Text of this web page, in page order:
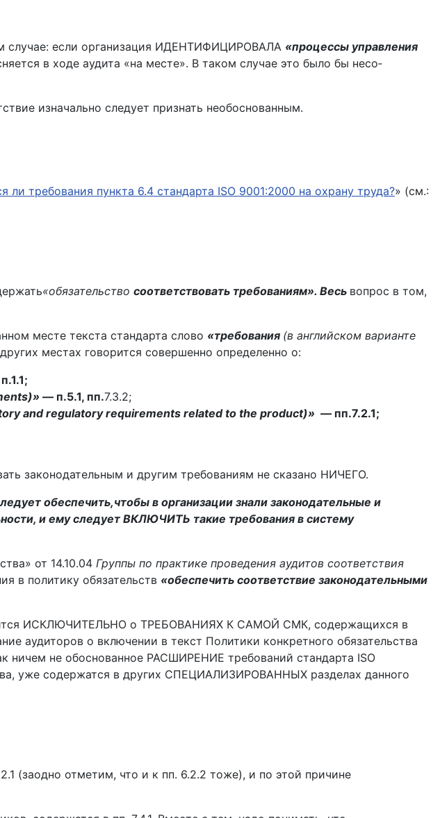
случае: если организация ИДЕНТИФИЦИРОВАЛА «процессы управления
в ходе аудита «на месте». В таком случае это было бы несо­
изначально следует признать необоснованным.
ли требования пункта 6.4 стандарта ISO 9001:2000 на охрану труда?» (см.:
«обязатель­ство соответствовать требованиям». Весь вопрос в том,
месте текста стандарта слово «требования (в английском варианте
местах говорится совершенно определенно о:
— п.5.1, пп.7.3.2;
and regulatory re­quirements related to the product)» — пп.7.2.1;
законодательным и другим требованиям не сказано НИЧЕГО.
обеспечить,чтобы в организации знали законодательные и
и ему следует ВКЛЮ­ЧИТЬ такие требования в систему
от 14.10.04 Группы по практике проведения аудитов соответствия
в политику обя­зательств «обеспечить соответствие законодательными
ИСКЛЮЧИ­ТЕЛЬНО о ТРЕБОВАНИЯХ К САМОЙ СМК, содер­жащихся в
аудиторов о включении в текст Политики конкретно­го обязательства
ничем не обоснованное РАСШИРЕНИЕ требований стан­дарта ISO
уже со­держатся в других СПЕЦИАЛИЗИРОВАННЫХ разделах данного
(заодно отметим, что и к пп. 6.2.2 тоже), и по этой причине